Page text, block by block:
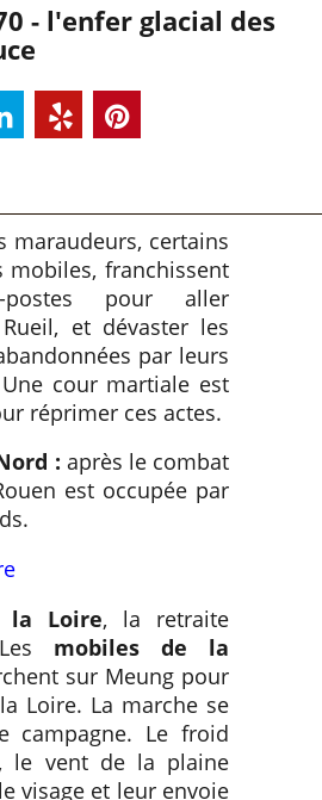
- l'enfer glacial des
maraudeurs, certains
mobiles, franchissent
postes pour aller
et dévaster les
par leurs
cour martiale est
réprimer ces actes.
: après le combat
est occupée par
la Loire, la retraite
mobiles de la
sur Meung pour
Loire. La marche se
campagne. Le froid
le vent de la plaine
visage et leur envoie